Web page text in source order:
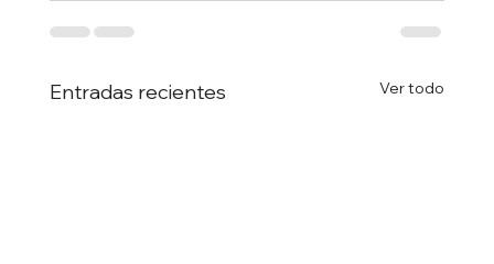
Entradas recientes Ver todo